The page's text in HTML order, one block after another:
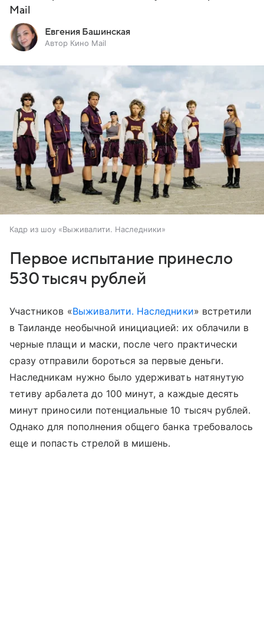
Mail
Евгения Башинская
Автор Кино Mail
Кадр из шоу «Выживалити. Наследники»
Первое испытание принесло
530 тысяч рублей
Участников «Выживалити. Наследники» встретили
в Таиланде необычной инициацией: их облачили в
черные плащи и маски, после чего практически
сразу отправили бороться за первые деньги.
Наследникам нужно было удерживать натянутую
тетиву арбалета до 100 минут, а каждые десять
минут приносили потенциальные 10 тысяч рублей.
Однако для пополнения общего банка требовалось
еще и попасть стрелой в мишень.